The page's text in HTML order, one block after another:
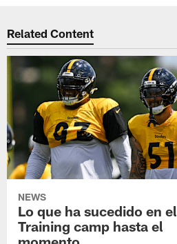
Related Content
NEWS
Lo que ha sucedido en el
Training camp hasta el